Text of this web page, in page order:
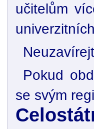
učitelům
Pokud
se svým